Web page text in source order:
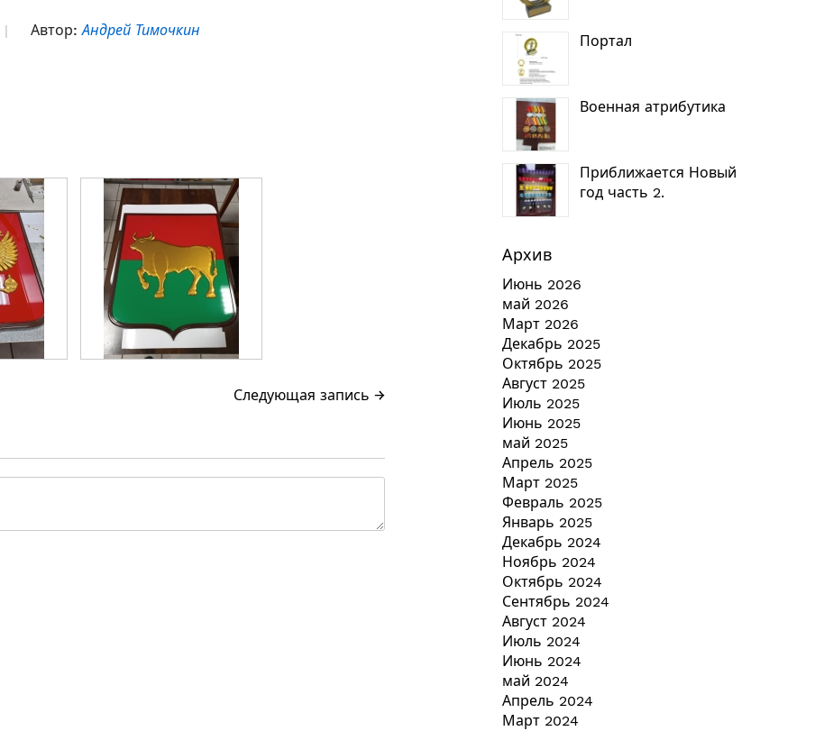
Автор: Андрей Тимочкин
Следующая запись →
Портал
Военная атрибутика
Приближается Новый
год часть 2.
Архив
Июнь 2026
май 2026
Март 2026
Декабрь 2025
Октябрь 2025
Август 2025
Июль 2025
Июнь 2025
май 2025
Апрель 2025
Март 2025
Февраль 2025
Январь 2025
Декабрь 2024
Ноябрь 2024
Октябрь 2024
Сентябрь 2024
Август 2024
Июль 2024
Июнь 2024
май 2024
Апрель 2024
Март 2024